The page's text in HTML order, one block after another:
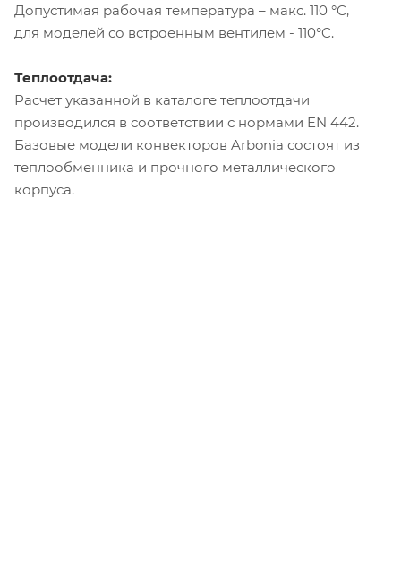
Допустимая рабочая температура – макс. 110 °C,
для моделей со встроенным вентилем - 110°C.
Теплоотдача:
Расчет указанной в каталоге теплоотдачи
производился в соответствии с нормами EN 442.
Базовые модели конвекторов Arbonia состоят из
теплообменника и прочного металлического
корпуса.